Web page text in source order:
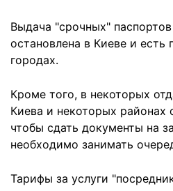
Выдача "срочных"
остановлена в Киеве и
городах.
Кроме того, в некоторых
Киева и некоторых районах
чтобы сдать документы на
необходимо занимать
Тарифы за услуги